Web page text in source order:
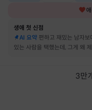
생애 첫 신점
AI 요약 편하고 재밌는 남자보
있는 사람을 택했는데, 그게 왜 제
3만